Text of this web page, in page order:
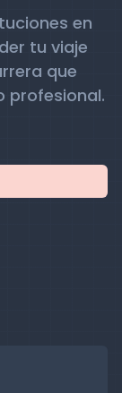
en
tu viaje
que
profesional.